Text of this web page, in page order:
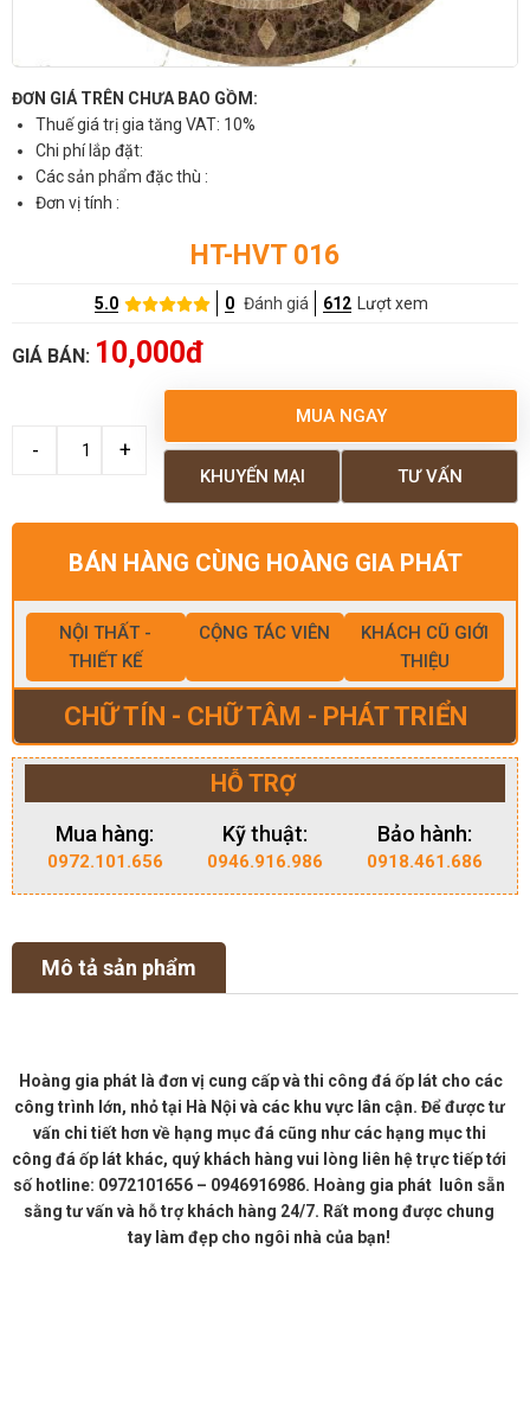
ĐƠN GIÁ TRÊN CHƯA BAO GỒM:
Thuế giá trị gia tăng VAT: 10%
Chi phí lắp đặt:
Các sản phẩm đặc thù :
Đơn vị tính :
HT-HVT 016
5.0 0 Đánh giá 612 Lượt xem
GIÁ BÁN: 10,000đ
MUA NGAY
TƯ VẤN
KHUYẾN MẠI
BÁN HÀNG CÙNG HOÀNG GIA PHÁT
NỘI THẤT -
THIẾT KẾ
CỘNG TÁC VIÊN
KHÁCH CŨ GIỚI
THIỆU
CHỮ TÍN - CHỮ TÂM - PHÁT TRIỂN
HỖ TRỢ
Mua hàng:
0972.101.656
Kỹ thuật:
0946.916.986
Bảo hành:
0918.461.686
Mô tả sản phẩm
Hoàng gia phát là đơn vị cung cấp và thi công đá ốp lát cho các
công trình lớn, nhỏ tại Hà Nội và các khu vực lân cận. Để được tư
vấn chi tiết hơn về hạng mục đá cũng như các hạng mục thi
công đá ốp lát khác, quý khách hàng vui lòng liên hệ trực tiếp tới
số hotline: 0972101656 – 0946916986. Hoàng gia phát luôn sẵn
sằng tư vấn và hỗ trợ khách hàng 24/7. Rất mong được chung
tay làm đẹp cho ngôi nhà của bạn!